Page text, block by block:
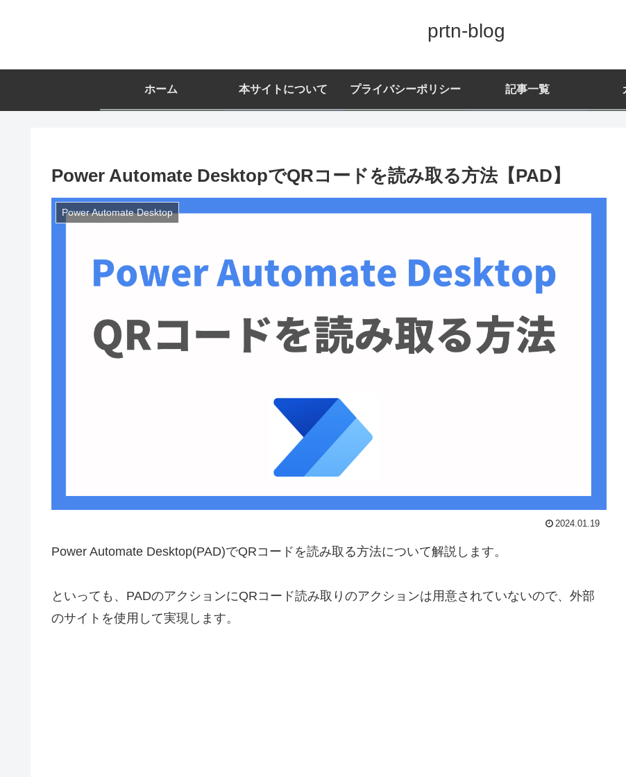
prtn-blog
ホーム 本サイトについて プライバシーポリシー 記事一覧
Power Automate DesktopでQRコードを読み取る方法【PAD】
Power Automate Desktop
2024.01.19
Power Automate Desktop(PAD)でQRコードを読み取る方法について解説します。
といっても、PADのアクションにQRコード読み取りのアクションは用意されていないので、外部
のサイトを使用して実現します。